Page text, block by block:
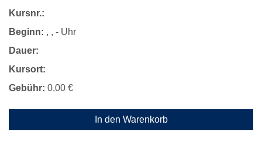
Kursnr.:
Beginn: , , - Uhr
Dauer:
Kursort:
Gebühr: 0,00 €
In den Warenkorb